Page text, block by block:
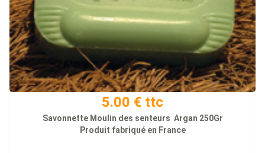
5.00 € ttc
Savonnette Moulin des senteurs Argan 250Gr
Produit fabriqué en France